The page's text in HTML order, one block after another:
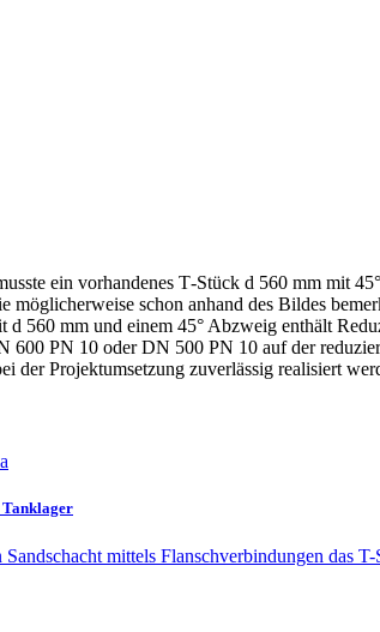
ein vorhan­denes T‑Stück d 560 mm mit
schon anhand des Bildes
560 mm und einem 45° Abzweig enthält
600 PN 10 oder DN 500 PN 10 auf der
der Projekt­um­setzung zuver­lässig reali­siert
Tanklager